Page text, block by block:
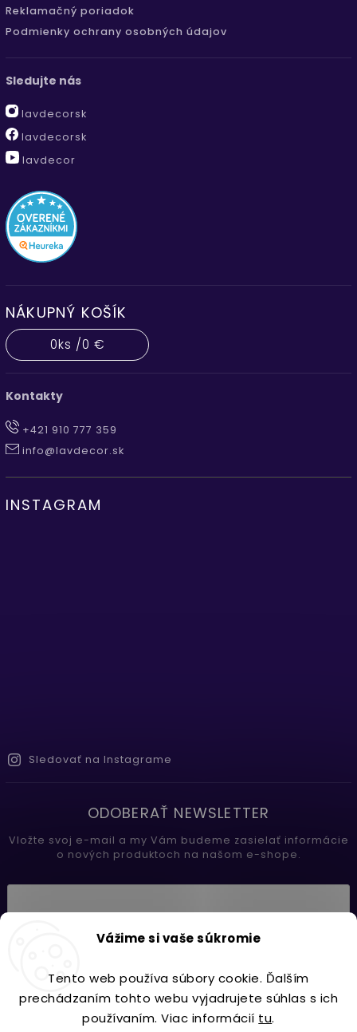
Vážime si vaše súkromie
Tento web používa súbory cookie. Ďalším
prechádzaním tohto webu vyjadrujete súhlas s ich
používaním. Viac informácií tu.
Reklamačný poriadok
Podmienky ochrany osobných údajov
Sledujte nás
lavdecorsk
lavdecorsk
lavdecor
NÁKUPNÝ KOŠÍK
0ks /0 €
Kontakty
+421 910 777 359
info@lavdecor.sk
INSTAGRAM
Sledovať na Instagrame
ODOBERAŤ NEWSLETTER
Vložte svoj e-mail a my Vám budeme zasielať informácie
o nových produktoch na našom e-shope.
Prihlásiť sa